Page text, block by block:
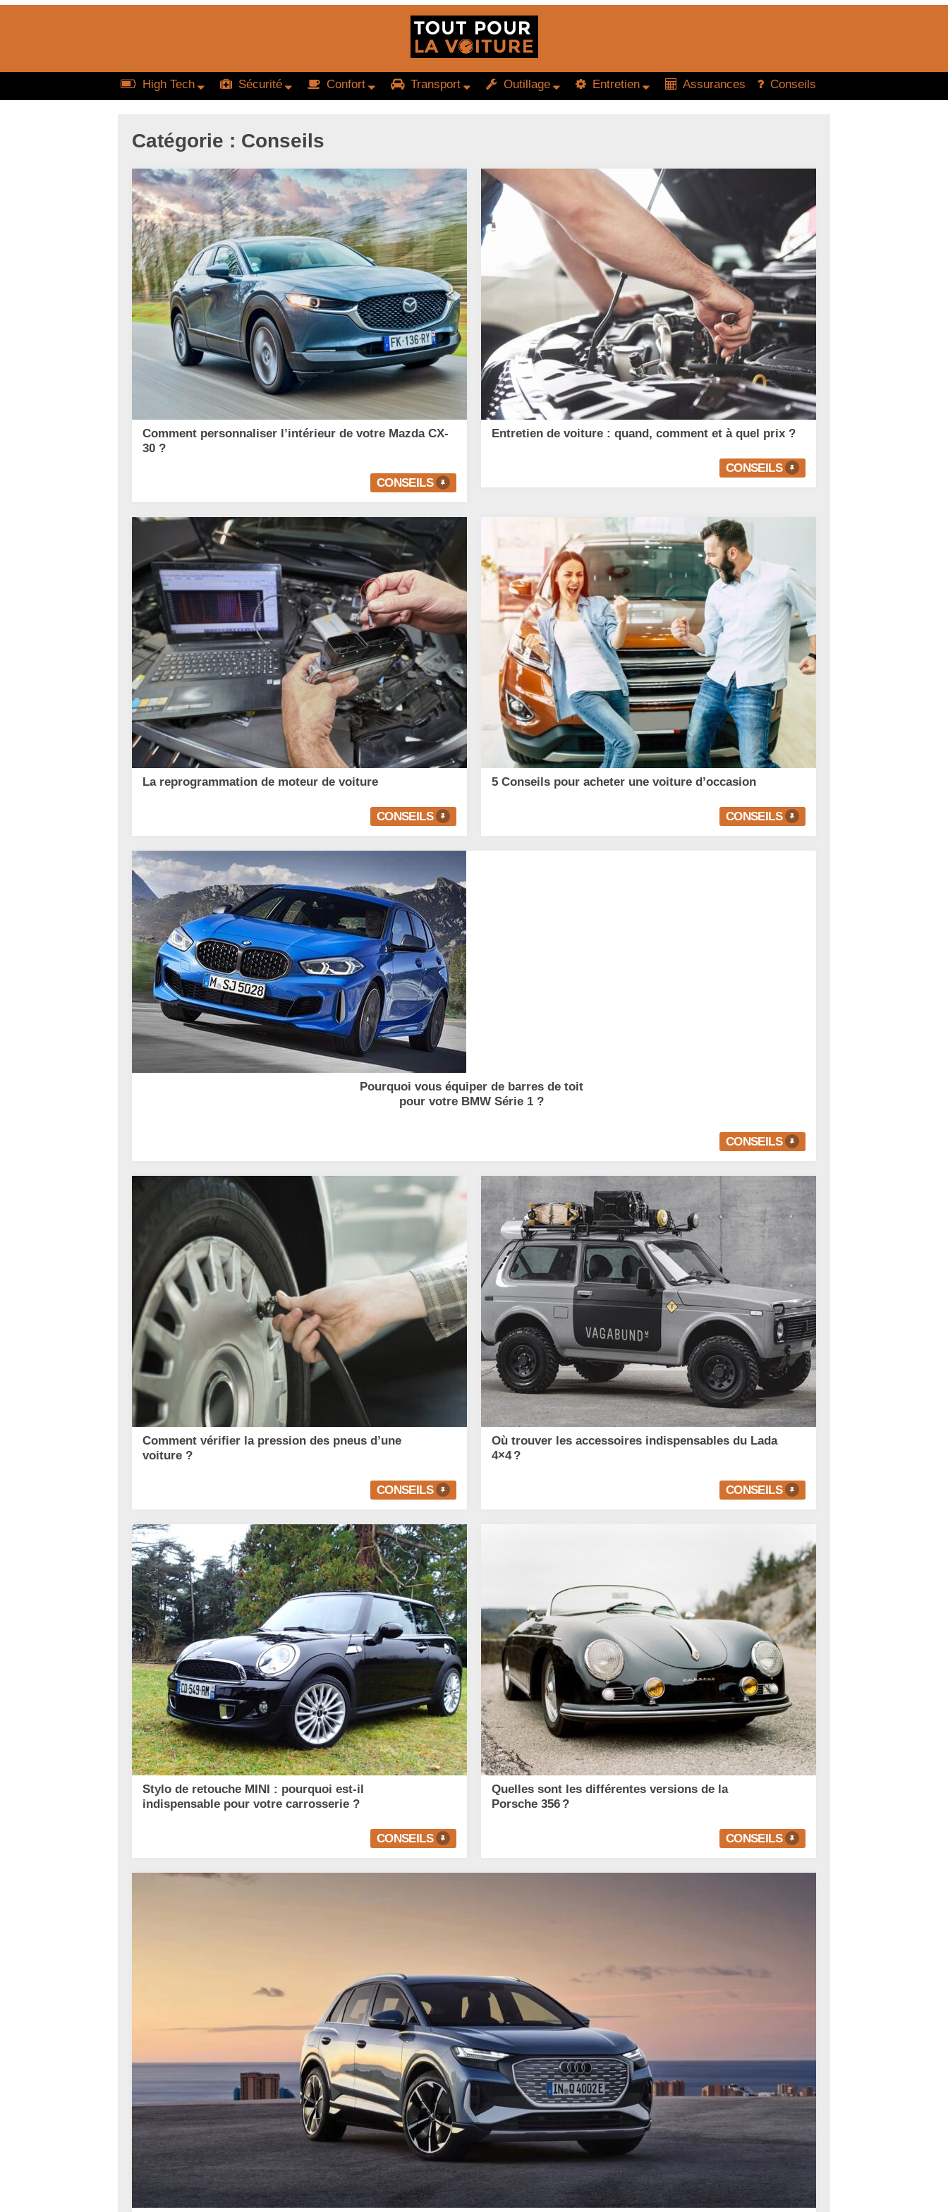
High Tech Sécurité Confort Transport Outillage Entretien Assurances Conseils
Catégorie : Conseils
Comment personnaliser l’intérieur de votre Mazda CX-
30 ?
CONSEILS
Entretien de voiture : quand, comment et à quel prix ?
CONSEILS
La reprogrammation de moteur de voiture
CONSEILS
5 Conseils pour acheter une voiture d’occasion
CONSEILS
Pourquoi vous équiper de barres de toit
pour votre BMW Série 1 ?
CONSEILS
Comment vérifier la pression des pneus d’une
voiture ?
CONSEILS
Où trouver les accessoires indispensables du Lada
4×4 ?
CONSEILS
Stylo de retouche MINI : pourquoi est-il
indispensable pour votre carrosserie ?
CONSEILS
Quelles sont les différentes versions de la
Porsche 356 ?
CONSEILS